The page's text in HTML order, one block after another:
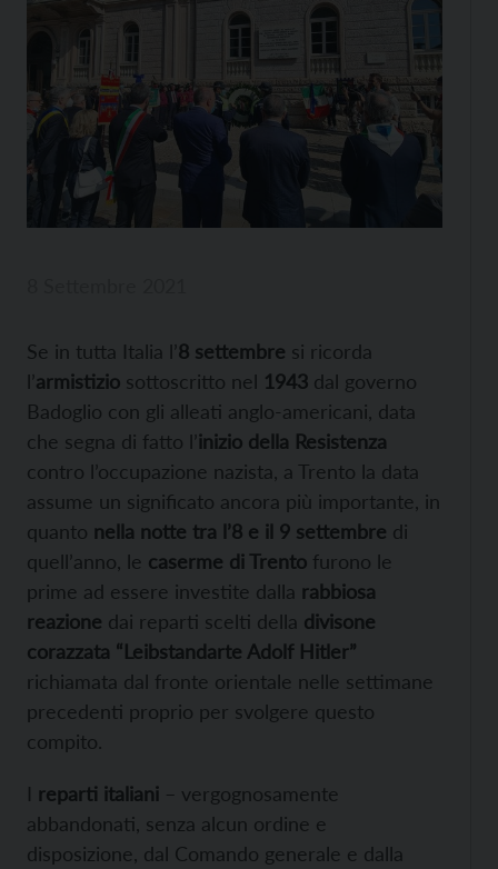
Se in tutta Italia l’8 settembre si ricorda
l’armistizio sottoscritto nel 1943 dal governo
Badoglio con gli alleati anglo-americani, data
che segna di fatto l’inizio della Resistenza
contro l’occupazione nazista, a Trento la data
assume un significato ancora più importante, in
quanto nella notte tra l’8 e il 9 settembre di
quell’anno, le caserme di Trento furono le
prime ad essere investite dalla rabbiosa
reazione dai reparti scelti della divisone
corazzata “Leibstandarte Adolf Hitler”
richiamata dal fronte orientale nelle settimane
precedenti proprio per svolgere questo
compito.
I reparti italiani – vergognosamente
abbandonati, senza alcun ordine e
disposizione, dal Comando generale e dalla